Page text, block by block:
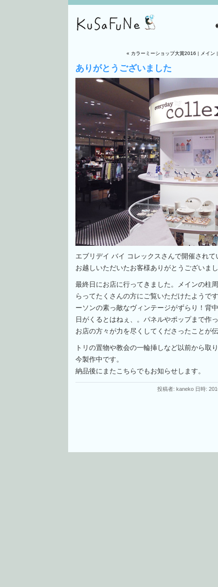
« カラーミーショップ大賞2016 | メイン
ありがとうございました
エブリデイ バイ コレックスさんで開催され
お越しいただいたお客様ありがとうございま
最終日にお店に行ってきました。メインの柱
らってたくさんの方にご覧いただけたようで
ーソンの素っ敵なヴィンテージがずらり！背
日がくるとはねぇ、。パネルやポップまで作
お店の方々が力を尽くしてくださったことが
トリの置物や教会の一輪挿しなど以前から取
今製作中です。
納品後にまたこちらでもお知らせします。
投稿者: kaneko 日時: